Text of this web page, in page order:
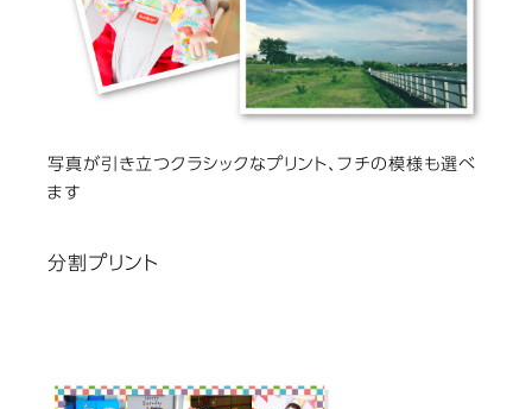
写真が引き立つクラシックなプリント、フチの模様も選べ
ます
分割プリント